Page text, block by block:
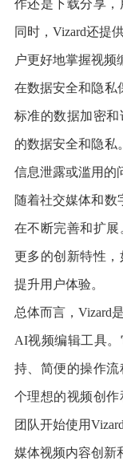
作还是下载分享，
同时，Vizard还提
户更好地掌握视频
在数据安全和隐私
标准的数据加密
的数据安全和隐私
信息泄露或滥用的
随着社交媒体和数
在不断完善和扩
更多的创新特性
提升用户体验。
总体而言，Vizard
AI视频编辑工具
持、简便的操作
个理想的视频创
团队开始使用
媒体视频内容创新